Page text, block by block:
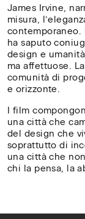
James Irvine,
misura,
contemporaneo.
ha saputo
design e
ma affettuose.
comunità di
e orizzonte.
I film
una città che
del design che
soprattutto di
una città che
chi la pensa, la
questo
form.